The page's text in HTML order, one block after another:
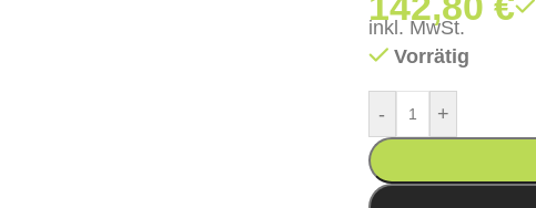
inkl. MwSt.
Vorrätig
- +